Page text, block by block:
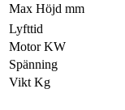
Max Höjd mm
Lyfttid
Motor KW
Spänning
Vikt Kg